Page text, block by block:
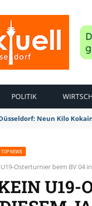
POLITIK
Neun Kilo
TOP NEWS
Osterturnier beim BV 04
U19-